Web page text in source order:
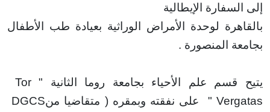
الإيطالية
لوحدة الأمراض الوراثية بعيادة طب الأطفال
المنصورة.
علم الأحياء بجامعة روما الثانية "Tor
" على نفقته وبمقره ( متقاضيا منDGCS